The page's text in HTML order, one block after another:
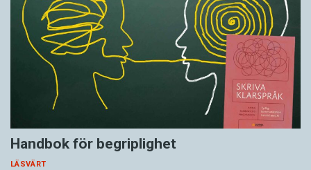
Handbok för begriplighet
LÄSVÄRT